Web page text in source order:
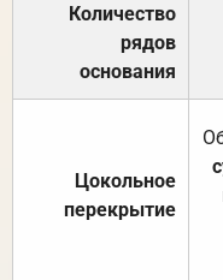
Количество
рядов
основания
Цокольное
перекрытие